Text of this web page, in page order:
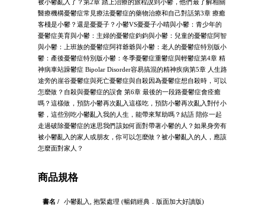
被小鬱亂入了？第2章 踏上治療的旅程說到小鬱，他們最了解相關
醫療機構憂鬱症常見療法憂鬱症的藥物治療和自己對話第3章 療癒
客棧是小鬱？還是憂憂子？小鬱VS憂憂子小晴與小鬱：青少年的
憂鬱症美育與小鬱：主婦的憂鬱症鈞鈞與小鬱：兒童的憂鬱症阿智
與小鬱：上班族的憂鬱症阿祥爺爺與小鬱：老人的憂鬱症特別版小
鬱：產後憂鬱症特別版小鬱：冬季憂鬱症重鬱症與輕鬱症第4章 精
神病車站躁鬱症 Bipolar Disorder容易搞混的精神疾病第5章 人生路
途旁的崖谷憂鬱症與死亡憂鬱症與自殺因為憂鬱症想自殺時，可以
怎麼做？自殺與憂鬱症的誤會 第6章 最後的一段路憂鬱症會痊癒
嗎？這樣做，預防小鬱再次亂入這樣吃，預防小鬱再次亂入對付小
鬱，這些別吃小鬱亂入我的人生，能帶來幫助嗎？結語 陪你一起
走過破除憂鬱症的迷思我們該如何面對帶著小鬱的人？如果身旁有
被小鬱亂入的家人或朋友，你可以怎麼做？被小鬱亂入的人，應該
怎麼面對家人？
商品規格
書名 /
小鬱亂入, 抱緊處理 (暢銷經典．版面加大好讀版)